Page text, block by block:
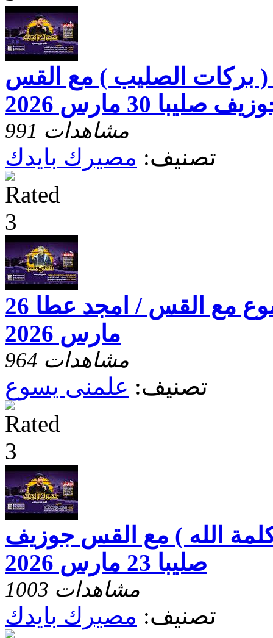
بركات الصليب ) مع القس
صليبا 30 مارس 2026
991 مشاهدات
تصنيف: مصيرك بايدك
برنامج علمنى يسوع مع القس / امجد عطا 26
مارس 2026
964 مشاهدات
تصنيف: علمنى يسوع
الله ) مع القس جوزيف
صليبا 23 مارس 2026
1003 مشاهدات
تصنيف: مصيرك بايدك